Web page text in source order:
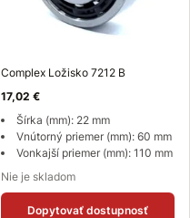
Complex Ložisko 7212 B
17,02 €
Šírka (mm): 22 mm
Vnútorný priemer (mm): 60 mm
Vonkajší priemer (mm): 110 mm
Nie je skladom
Dopytovať dostupnosť